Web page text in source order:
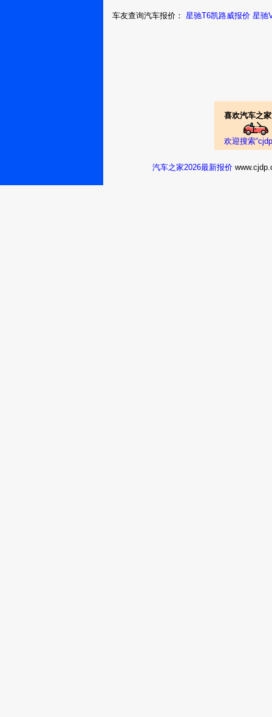
车友查询汽车报价： 星驰T6凯路威报价 星驰
喜欢汽车之
欢迎搜索
汽车之家2026最新报价